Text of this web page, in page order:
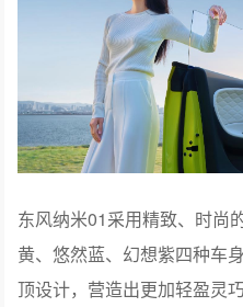
东风纳米01采用精致、时尚
黄、悠然蓝、幻想紫四种车
顶设计，营造出更加轻盈灵